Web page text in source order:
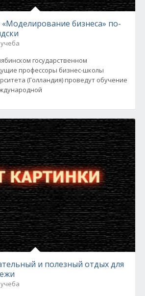
«Моделирование бизнеса» по-
государственном
профессоры бизнес-школы
(Голландия) проведут обучение
и полезный отдых для